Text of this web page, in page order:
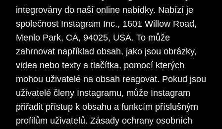
integrovány do naší online nabídky. Nabízí je
společnost Instagram Inc., 1601 Willow Road,
Menlo Park, CA, 94025, USA. To může
zahrnovat například obsah, jako jsou obrázky,
videa nebo texty a tlačítka, pomocí kterých
mohou uživatelé na obsah reagovat. Pokud jsou
uživatelé členy Instagramu, může Instagram
přiřadit přístup k obsahu a funkcím příslušným
profilům uživatelů. Zásady ochrany osobních